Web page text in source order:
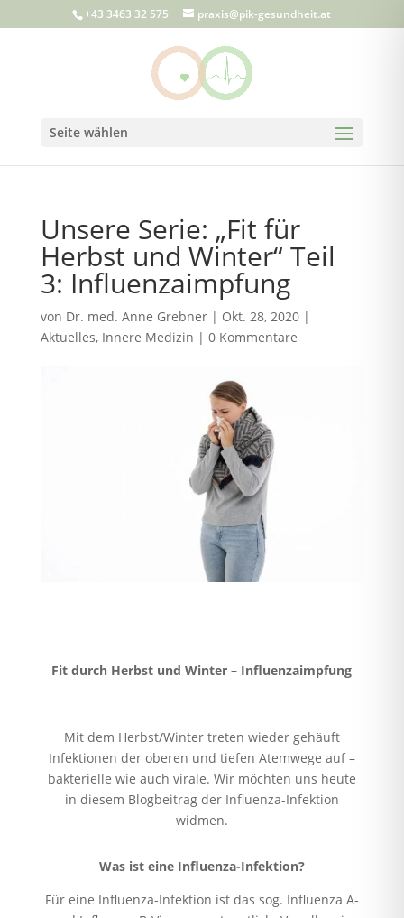
+43 3463 32 575 praxis@pik-gesundheit.at
Seite wählen
Unsere Serie: „Fit für
Herbst und Winter“ Teil
3: Influenzaimpfung
von Dr. med. Anne Grebner| Okt. 28, 2020|
Aktuelles, Innere Medizin | 0 Kommentare
Fit durch Herbst und Winter – Influenzaimpfung
Mit dem Herbst/Winter treten wieder gehäuft
Infektionen der oberen und tiefen Atemwege auf –
bakterielle wie auch virale. Wir möchten uns heute
in diesem Blogbeitrag der Influenza-Infektion
widmen.
Was ist eine Influenza-Infektion?
Für eine Influenza-Infektion ist das sog. Influenza A-